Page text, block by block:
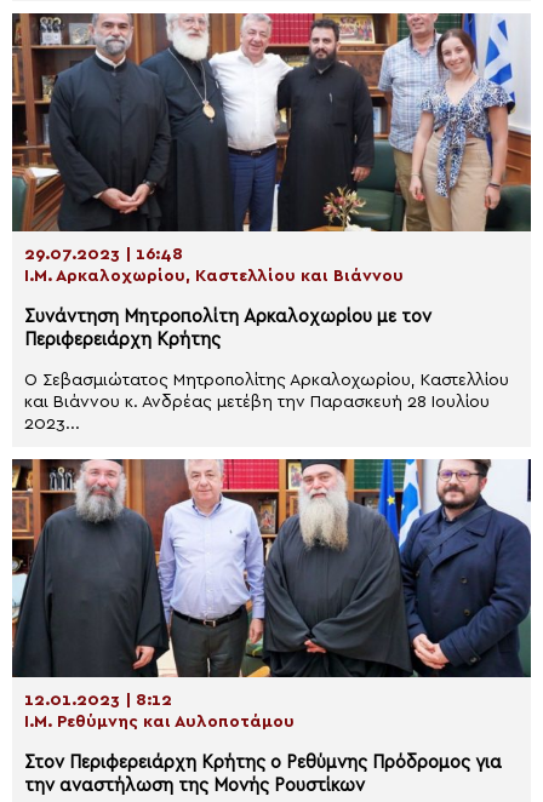
29.07.2023 | 16:48
Ι.Μ. Αρκαλοχωρίου, Καστελλίου και Βιάννου
Συνάντηση Μητροπολίτη Αρκαλοχωρίου με τον
Περιφερειάρχη Κρήτης
Ο Σεβασμιώτατος Μητροπολίτης Αρκαλοχωρίου, Καστελλίου
και Βιάννου κ. Ανδρέας μετέβη την Παρασκευή 28 Ιουλίου
2023...
12.01.2023 | 8:12
Ι.Μ. Ρεθύμνης και Αυλοποτάμου
Στον Περιφερειάρχη Κρήτης ο Ρεθύμνης Πρόδρομος για
την αναστήλωση της Μονής Ρουστίκων